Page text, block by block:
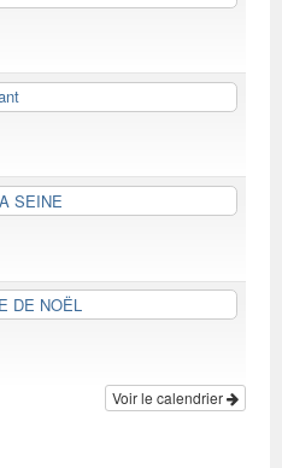
SEINE
DE NOËL
Voir le calendrier